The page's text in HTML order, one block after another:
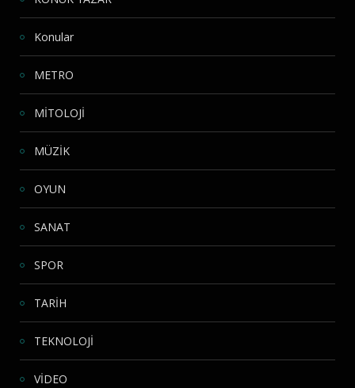
Konular
METRO
MİTOLOJİ
MÜZİK
OYUN
SANAT
SPOR
TARİH
TEKNOLOJİ
VİDEO